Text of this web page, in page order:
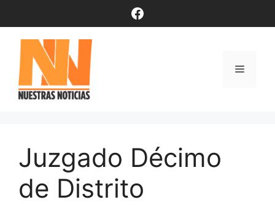
contenido
Facebook
Menú
Juzgado Décimo
de Distrito